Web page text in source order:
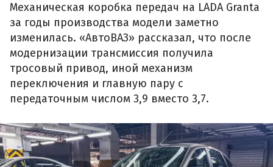
Механическая коробка передач на LADA Granta
за годы производства модели заметно
изменилась. «АвтоВАЗ» рассказал, что после
модернизации трансмиссия получила
тросовый привод, иной механизм
переключения и главную пару с
передаточным числом 3,9 вместо 3,7.